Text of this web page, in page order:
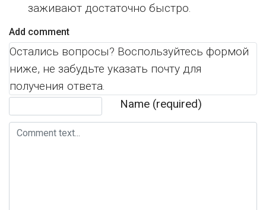
заживают достаточно быстро.
Add comment
Остались вопросы? Воспользуйтесь формой
ниже, не забудьте указать почту для
получения ответа.
Name (required)
Comment text